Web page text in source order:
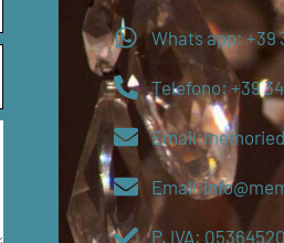
Whats app: +39
Telefono: +39
P. IVA: